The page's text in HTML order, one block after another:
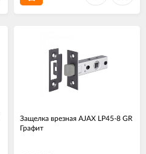
Защелка врезная AJAX LP45-8 GR
Графит